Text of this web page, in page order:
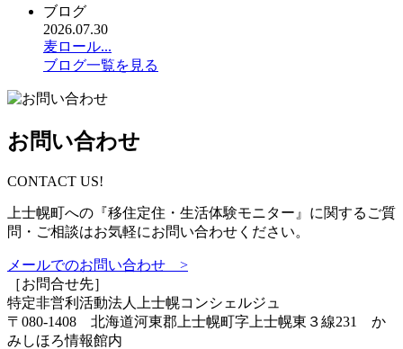
ブログ
2026.07.30
麦ロール...
ブログ一覧を見る
お問い合わせ
CONTACT US!
上士幌町への『移住定住・生活体験モニター』に関するご質
問・ご相談はお気軽にお問い合わせください。
メールでのお問い合わせ >
［お問合せ先］
特定非営利活動法人
上士幌コンシェルジュ
〒080-1408 北海道河東郡上士幌町字上士幌東３線231 か
みしほろ情報館内